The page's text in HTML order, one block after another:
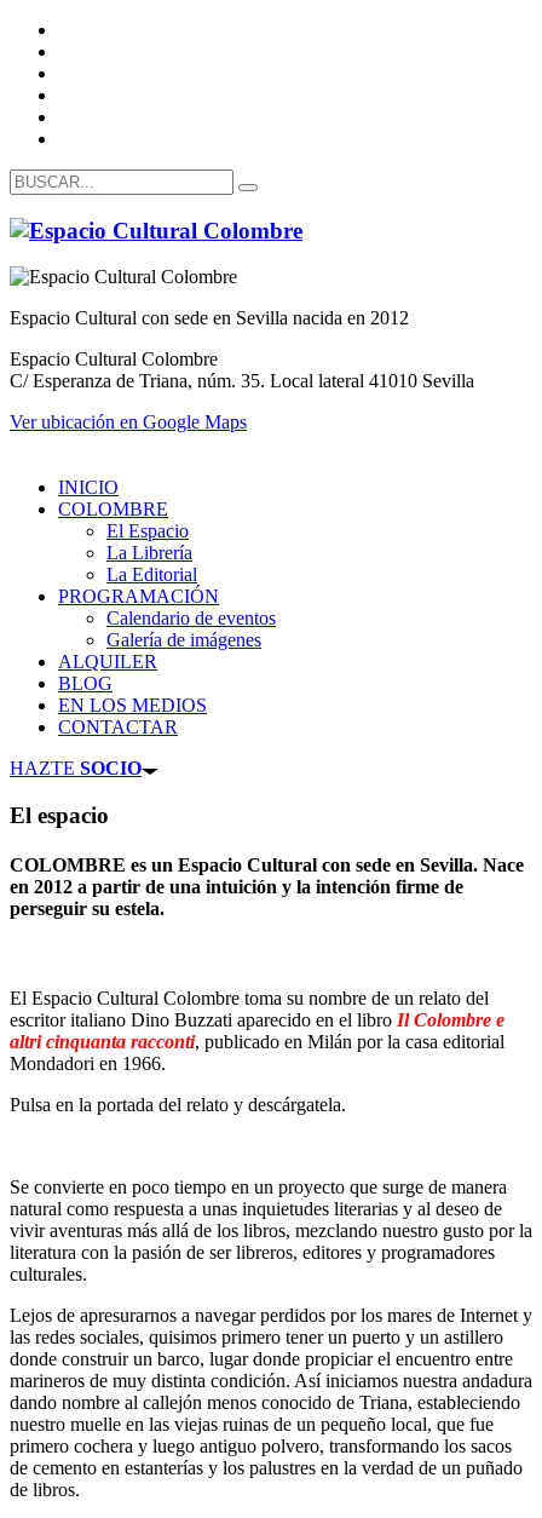
Espacio Cultural con sede en Sevilla nacida en 2012
Espacio Cultural Colombre
C/ Esperanza de Triana, núm. 35. Local lateral 41010 Sevilla
Ver ubicación en Google Maps
INICIO
COLOMBRE
El Espacio
La Librería
La Editorial
PROGRAMACIÓN
Calendario de eventos
Galería de imágenes
ALQUILER
BLOG
EN LOS MEDIOS
CONTACTAR
HAZTE SOCIO
El espacio
COLOMBRE es un Espacio Cultural con sede en Sevilla. Nace
en 2012 a partir de una intuición y la intención firme de
perseguir su estela.
El Espacio Cultural Colombre toma su nombre de un relato del
escritor italiano Dino Buzzati aparecido en el libro Il Colombre e
altri cinquanta racconti, publicado en Milán por la casa editorial
Mondadori en 1966.
Pulsa en la portada del relato y descárgatela.
Se convierte en poco tiempo en un proyecto que surge de manera
natural como respuesta a unas inquietudes literarias y al deseo de
vivir aventuras más allá de los libros, mezclando nuestro gusto por la
literatura con la pasión de ser libreros, editores y programadores
culturales.
Lejos de apresurarnos a navegar perdidos por los mares de Internet y
las redes sociales, quisimos primero tener un puerto y un astillero
donde construir un barco, lugar donde propiciar el encuentro entre
marineros de muy distinta condición. Así iniciamos nuestra andadura
dando nombre al callejón menos conocido de Triana, estableciendo
nuestro muelle en las viejas ruinas de un pequeño local, que fue
primero cochera y luego antiguo polvero, transformando los sacos
de cemento en estanterías y los palustres en la verdad de un puñado
de libros.